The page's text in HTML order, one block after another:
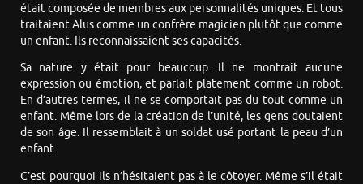
était composée de membres aux personnalités uniques. Et tous
traitaient Alus comme un confrère magicien plutôt que comme
un enfant. Ils reconnaissaient ses capacités.
Sa nature y était pour beaucoup. Il ne montrait aucune
expression ou émotion, et parlait platement comme un robot.
En d’autres termes, il ne se comportait pas du tout comme un
enfant. Même lors de la création de l’unité, les gens doutaient
de son âge. Il ressemblait à un soldat usé portant la peau d’un
enfant.
C’est pourquoi ils n’hésitaient pas à le côtoyer. Même s’il était